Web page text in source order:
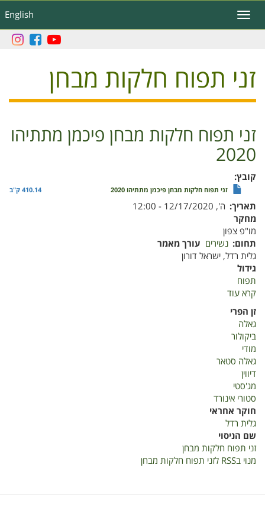
לתוכן
העיקרי
English
Toggle
navigation
זני תפוח חלקות מבחן
זני תפוח חלקות מבחן פיכמן מתתיהו
2020
קובץ
זני תפוח חלקות מבחן פיכמן מתתיהו 2020 410.14 ק"ב
תאריך ה', 12/17/2020 - 12:00
מחקר
מו"פ צפון
תחום נשירים עורך מאמר
גלית רדל, ישראל דורון
גידול
תפוח
קרא עוד
מתתיהו
זן הפרי
גאלה
ביקולור
מודי
גאלה סטאר
דיווין
מג'סטי
סטורי אינורד
חוקר אחראי
גלית רדל
שם הניסוי
זני תפוח חלקות מבחן
מנוי בRSS לזני תפוח חלקות מבחן